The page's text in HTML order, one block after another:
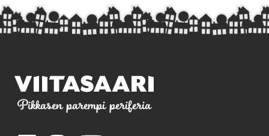
Pikkasen parempi periferia